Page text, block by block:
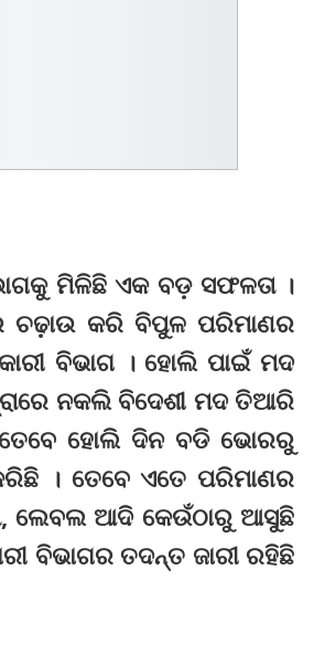
ମିଳିଛି ଏକ ବଡ଼ ସଫଳତା ।
ଚଢ଼ାଉ କରି ବିପୁଳ ପରିମାଣର
ବିଭାଗ । ହୋଲି ପାଇଁ ମଦ
ନକଲି ବିଦେଶୀ ମଦ ତିଆରି
ତେବେ ହୋଲି ଦିନ ବଡି ଭୋରରୁ
। ତେବେ ଏତେ ପରିମାଣର
ଲେବଲ ଆଦି କେଉଁଠାରୁ ଆସୁଛି
ବିଭାଗର ତଦନ୍ତ ଜାରୀ ରହିଛି